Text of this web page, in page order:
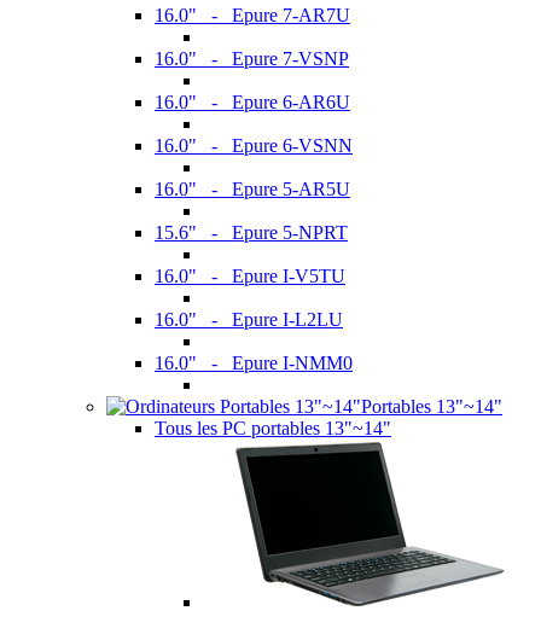
16.0" - Epure 7-AR7U
16.0" - Epure 7-VSNP
16.0" - Epure 6-AR6U
16.0" - Epure 6-VSNN
16.0" - Epure 5-AR5U
15.6" - Epure 5-NPRT
16.0" - Epure I-V5TU
16.0" - Epure I-L2LU
16.0" - Epure I-NMM0
Portables 13"~14"
Tous les PC portables 13"~14"